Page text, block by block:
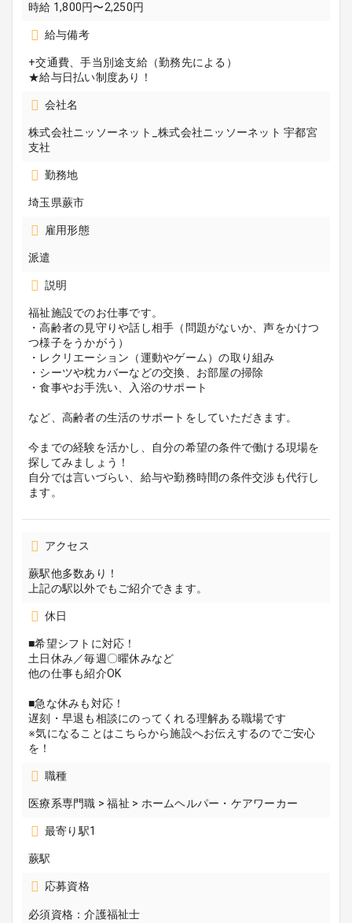
時給 1,800円〜2,250円
給与備考
+交通費、手当別途支給（勤務先による）
★給与日払い制度あり！
会社名
株式会社ニッソーネット_株式会社ニッソーネット 宇都宮
支社
勤務地
埼玉県蕨市
雇用形態
派遣
説明
福祉施設でのお仕事です。
・高齢者の見守りや話し相手（問題がないか、声をかけつ
つ様子をうかがう）
・レクリエーション（運動やゲーム）の取り組み
・シーツや枕カバーなどの交換、お部屋の掃除
・食事やお手洗い、入浴のサポート
など、高齢者の生活のサポートをしていただきます。
今までの経験を活かし、自分の希望の条件で働ける現場を
探してみましょう！
自分では言いづらい、給与や勤務時間の条件交渉も代行し
ます。
アクセス
蕨駅他多数あり！
上記の駅以外でもご紹介できます。
休日
■希望シフトに対応！
土日休み／毎週〇曜休みなど
他の仕事も紹介OK
■急な休みも対応！
遅刻・早退も相談にのってくれる理解ある職場です
※気になることはこちらから施設へお伝えするのでご安心
を！
職種
医療系専門職 > 福祉 > ホームヘルパー・ケアワーカー
最寄り駅1
蕨駅
応募資格
必須資格：介護福祉士